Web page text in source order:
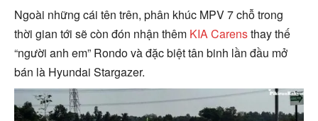
Ngoài những cái tên trên, phân khúc MPV 7 chỗ trong
thời gian tới sẽ còn đón nhận thêm KIA Carensthay thế
“người anh em” Rondo và đặc biệt tân binh lần đầu mở
bán là Hyundai Stargazer.